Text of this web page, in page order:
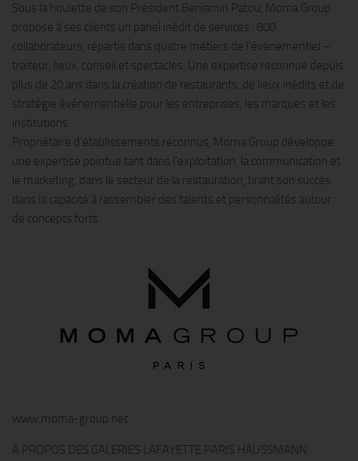
Sous la houlette de son Président Benjamin Patou, Moma Group
propose à ses clients un panel inédit de services : 800
collaborateurs, répartis dans quatre métiers de l’événementiel –
traiteur, lieux, conseil et spectacles. Une expertise reconnue depuis
plus de 20 ans dans la création de restaurants, de lieux inédits et de
stratégie événementielle pour les entreprises, les marques et les
institutions.
Propriétaire d’établissements reconnus, Moma Group développe
une expertise pointue tant dans l’exploitation, la communication et
le marketing, dans le secteur de la restauration, tirant son succès
dans la capacité à rassembler des talents et personnalités autour
de concepts forts.
www.moma-group.net
À PROPOS DES GALERIES LAFAYETTE PARIS HAUSSMANN